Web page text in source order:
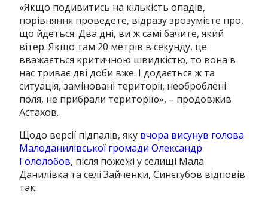
«Якщо подивитись на кількість опадів,
порівняння проведете, відразу зрозумієте про,
що йдеться. Два дні, ви ж самі бачите, який
вітер. Якщо там 20 метрів в секунду, це
вважається критичною швидкістю, то вона в
нас триває дві доби вже. І додається ж та
ситуація, заміновані території, необроблені
поля, не прибрали територію», – продовжив
Астахов.
Щодо версії підпалів, яку вчора висунув голова
Малоданилівської громади Олександр
Гололобов, після пожежі у селищі Мала
Данилівка та селі Зайченки, Синєгубов відповів
так: